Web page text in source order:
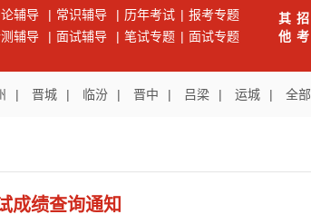
辅导 | 常识辅导 | 历年考试 | 报考专题
辅导 | 面试辅导 | 笔试专题 | 面试专题
其
他
招
考
| 晋城 | 临汾 | 晋中 | 吕梁 | 运城 | 全部
成绩查询通知